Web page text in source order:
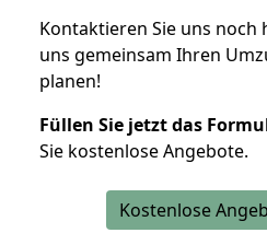
Kontaktieren Sie uns noch
uns gemeinsam Ihren
planen!
Füllen Sie jetzt das
Sie kostenlose Angebote.
Kostenlose